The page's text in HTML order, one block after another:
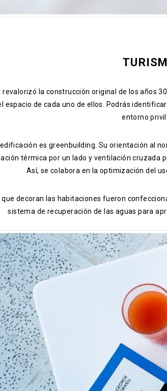
revalorizó la construcción original de los años
espacio de cada uno de ellos. Podrás
entorno
es greenbuilding. Su orientación al
térmica por un lado y ventilación cruzada
Así, se colabora en la optimización del
que decoran las habitaciones fueron
sistema de recuperación de las aguas para